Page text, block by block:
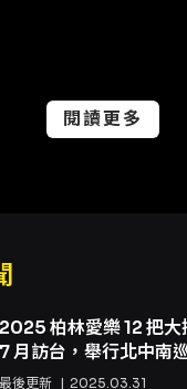
弦樂曲與協奏曲片段
》，在節目中以流暢
Lalo的大提琴協奏曲片
奏者陳沛言與簡妍如
斯二世（Johann
中享受節奏與色彩；
藝的〈阿里山之歌〉
本土情感記憶。藝享
閱讀更多
2025 柏林愛樂 12 把大
7 月訪台，舉行北中南
最後更新
2025.03.31